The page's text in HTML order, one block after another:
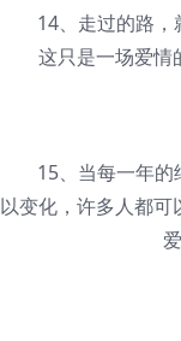
14、走过的路，就
这只是一场爱情
15、当每一年的结
以变化，许多人都可